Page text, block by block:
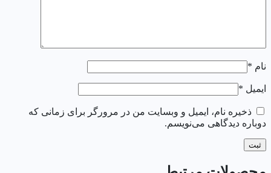
نام *
ایمیل *
ذخیره نام، ایمیل و وبسایت من در مرورگر برای زمانی که
دوباره دیدگاهی می‌نویسم.